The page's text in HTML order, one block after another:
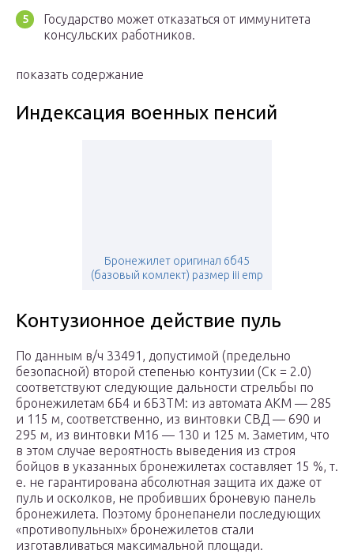
Государство может отказаться от иммунитета
консульских работников.
показать содержание
Индексация военных пенсий
Бронежилет оригинал 6б45
(базовый комлект) размер iii emp
Контузионное действие пуль
По данным в/ч 33491, допустимой (предельно
безопасной) второй степенью контузии (Ск = 2.0)
соответствуют следующие дальности стрельбы по
бронежилетам 6Б4 и 6Б3ТМ: из автомата АКМ — 285
и 115 м, соответственно, из винтовки СВД — 690 и
295 м, из винтовки М16 — 130 и 125 м. Заметим, что
в этом случае вероятность выведения из строя
бойцов в указанных бронежилетах составляет 15 %, т.
е. не гарантирована абсолютная защита их даже от
пуль и осколков, не пробивших броневую панель
бронежилета. Поэтому бронепанели последующих
«противопульных» бронежилетов стали
изготавливаться максимальной площади.